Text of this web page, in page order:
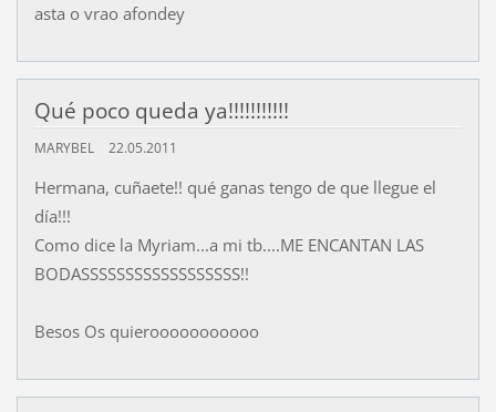
asta o vrao afondey
Qué poco queda ya!!!!!!!!!!!
MARYBEL 22.05.2011
Hermana, cuñaete!! qué ganas tengo de que llegue el
día!!!
Como dice la Myriam...a mi tb....ME ENCANTAN LAS
BODASSSSSSSSSSSSSSSSSS!!
Besos Os quierooooooooooo